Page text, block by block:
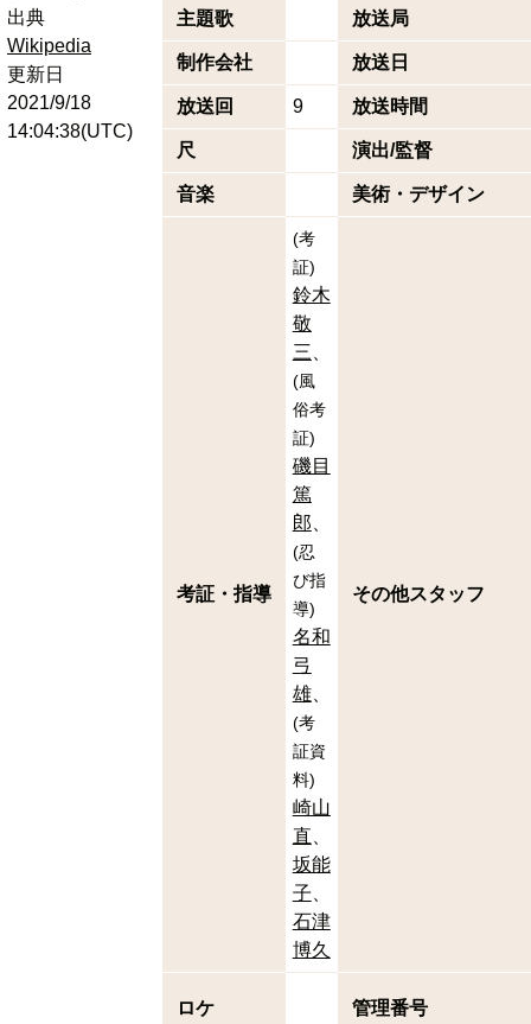
出典
Wikipedia
更新日
2021/9/18
14:04:38(UTC)
主題歌 放送局
制作会社 放送日
放送回 9 放送時間
尺 演出/監督
音楽 美術・デザイン
考証・指導
(考
証)
鈴木
敬
三
(風
俗考
証)
磯目
篤
郎
(忍
び指
導)
名和
弓
雄
(考
証資
料)
崎山
直
坂能
子
石津
博久
その他スタッフ
ロケ 管理番号